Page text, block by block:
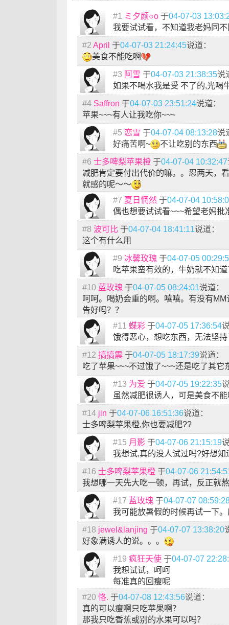
#1 ミ夕颜○o 于04-07-03
我要试试看，不知道我老妈同
#2 April 于04-07-03 21:24:45说道：
美食不能吃啊
#3 阿雪 于04-07-03 21:38:35说
如果不喝水我是受 不了的,光喝
#4 Saffron 于04-07-03 23:51:24说道：
苹果~~~有人让我吃你~~~
#5 恋雪 于04-07-04 08:13:28说
好痛苦啊~
不让吃别的东西
#6 士多啤梨苹果橙 于04-07-04 10:32:47
减肥肯定要付出代价的嘛。。忍两天，
就感的呢～～
#7 夏日惘然 于04-07-04
偶也想要试试看~~~希望老妈批
#8 波可比 于04-07-04 18:41:11说道：
这个有什么用
#9 冰馨玫瑰 于04-07-05
吃苹果蛮有效的，牛奶就不知
#10 蓝玫瑰 于04-07-05 08:24:01说道：
呵呵。喝奶会重的啊。嘻嘻。有没有
告好吗？？
#11 蝶彩 于04-07-05 17:36:54
饿得恶心，想吃东西，无法坚
#12 搞搞震 于04-07-05 18:17:39说道：
吃了苹果~~~不过饿了~~~还是吃了其它
#13 为爱 于04-07-05 19:22:35
虽然减肥很诱人，可是美食不
#14 jin 于04-07-06 16:51:36说道：
士多啤梨苹果橙,你也要减肥??
#15 月影 于04-07-06 21:15:19
我想试,真的没人试过吗?好想
#16 士多啤梨苹果橙 于04-07-06
我想哪一天先大吃一顿，再试，反正就
#17 蓝玫瑰 于04-07-07
我可能放暑假的时候再试一下
#18 jewel&lanjing 于04-07-07 13:38:20
好象满诱人的说。。。
#19 疯狂天使 于04-07-07
我想试试，呵呵
每准真的回瘦呢
#20 恪. 于04-07-08 12:43:56说道：
真的可以瘦啊只吃苹果啊？
那我只吃香蕉或别的水果可以吗？